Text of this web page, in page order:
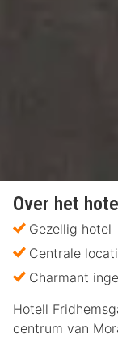
Over het hotel
Gezellig hotel
Centrale
Charmant
Hotell
centrum van